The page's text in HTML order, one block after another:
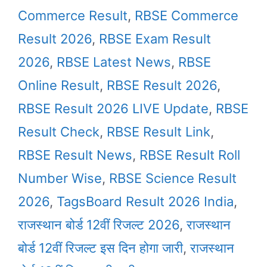
Commerce Result, RBSE Commerce
Result 2026, RBSE Exam Result
2026, RBSE Latest News, RBSE
Online Result, RBSE Result 2026,
RBSE Result 2026 LIVE Update, RBSE
Result Check, RBSE Result Link,
RBSE Result News, RBSE Result Roll
Number Wise, RBSE Science Result
2026, TagsBoard Result 2026 India,
राजस्थान बोर्ड 12वीं रिजल्ट 2026,राजस्थान
बोर्ड 12वीं रिजल्ट इस दिन होगा जारी,राजस्थान